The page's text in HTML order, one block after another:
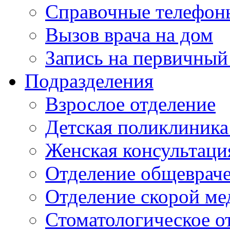
Справочные
Вызов врача на дом
Запись на
Подразделения
Взрослое отделение
Детская
Женская
Отделение
Отделение скорой
Стоматологическое